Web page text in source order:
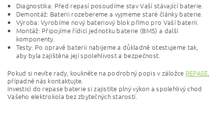
Diagnostika: Před repasí posoudíme stav Vaší stávající baterie.
Demontáž: Baterii rozebereme a vyjmeme staré články baterie.
Výroba: Vyrobíme nový bateriový blok přímo pro Vaší baterii.
Montáž: Připojíme řídicí jednotku baterie (BMS) a další
komponenty.
Testy: Po opravě baterii nabijeme a důkladně otestujeme tak,
aby byla zajištěna její spolehlivost a bezpečnost.
Pokud si nevíte rady, koukněte na podrobný popis v záložce REPASE
případně nás kontaktujte.
Investicí do repase baterie si zajistíte plný výkon a spolehlivý chod
Vašeho elektrokola bez zbytečných starostí.